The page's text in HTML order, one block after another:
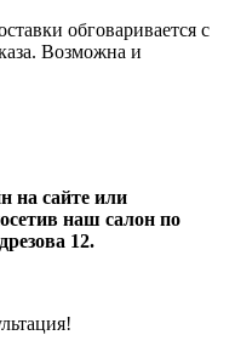
обговаривается с
Возможна и
на сайте или
наш салон по
12.